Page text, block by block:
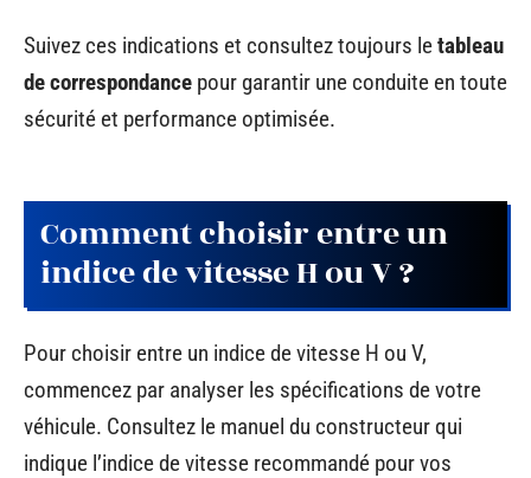
Suivez ces indications et consultez toujours letableau
de correspondance pour garantir une conduite en toute
sécurité et performance optimisée.
Comment choisir entre un
indice de vitesse H ou V ?
Pour choisir entre un indice de vitesse H ou V,
commencez par analyser les spécifications de votre
véhicule. Consultez le manuel du constructeur qui
indique l’indice de vitesse recommandé pour vos